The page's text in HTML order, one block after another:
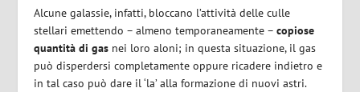
Alcune galassie, infatti, bloccano l’attività delle culle
stellari emettendo – almeno temporaneamente –copiose
quantità di gas nei loro aloni; in questa situazione, il gas
può disperdersi completamente oppure ricadere indietro e
in tal caso può dare il ‘la’ alla formazione di nuovi astri.